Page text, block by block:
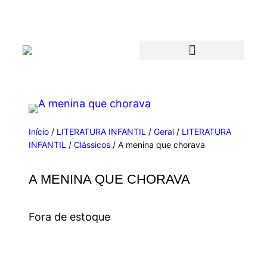
Início / LITERATURA INFANTIL /Geral / LITERATURA
INFANTIL /Clássicos / A menina que chorava
A MENINA QUE CHORAVA
Fora de estoque